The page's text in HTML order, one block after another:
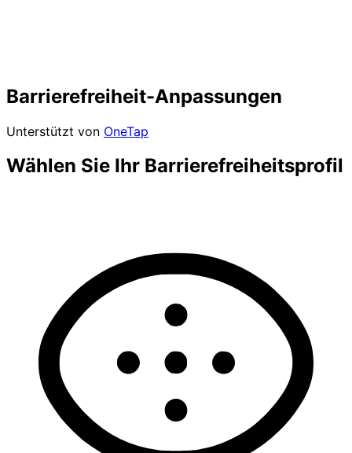
Barrierefreiheit-Anpassungen
Unterstützt von OneTap
Wählen Sie Ihr Barrierefreiheitsprofil